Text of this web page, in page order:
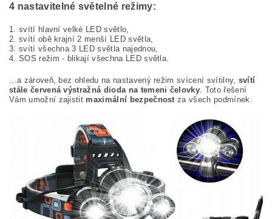
4 nastavitelné světelné režimy:
1. svítí hlavní velké LED světlo,
2. svítí obě krajní 2 menší LED světla,
3. svítí všechna 3 LED světla najednou,
4. SOS režim - blikají všechna LED světla.
...a zároveň, bez ohledu na nastavený režim svícení svítilny, svítí
stále červená výstražná dioda na temeni čelovky . Toto řešení
Vám umožní zajistit maximální bezpečnost za všech podmínek.